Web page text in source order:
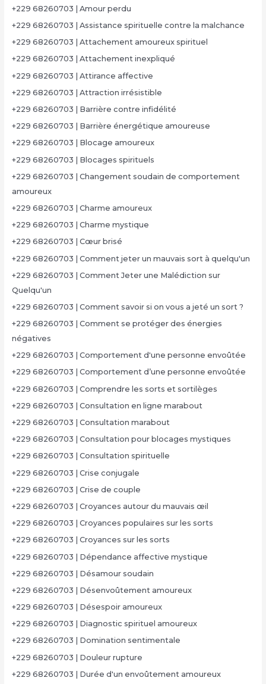
+229 68260703 | Amour perdu
+229 68260703 | Assistance spirituelle contre la malchance
+229 68260703 | Attachement amoureux spirituel
+229 68260703 | Attachement inexpliqué
+229 68260703 | Attirance affective
+229 68260703 | Attraction irrésistible
+229 68260703 | Barrière contre infidélité
+229 68260703 | Barrière énergétique amoureuse
+229 68260703 | Blocage amoureux
+229 68260703 | Blocages spirituels
+229 68260703 | Changement soudain de comportement
amoureux
+229 68260703 | Charme amoureux
+229 68260703 | Charme mystique
+229 68260703 | Cœur brisé
+229 68260703 | Comment jeter un mauvais sort à quelqu'un
+229 68260703 | Comment Jeter une Malédiction sur
Quelqu'un
+229 68260703 | Comment savoir si on vous a jeté un sort ?
+229 68260703 | Comment se protéger des énergies
négatives
+229 68260703 | Comportement d'une personne envoûtée
+229 68260703 | Comportement d’une personne envoûtée
+229 68260703 | Comprendre les sorts et sortilèges
+229 68260703 | Consultation en ligne marabout
+229 68260703 | Consultation marabout
+229 68260703 | Consultation pour blocages mystiques
+229 68260703 | Consultation spirituelle
+229 68260703 | Crise conjugale
+229 68260703 | Crise de couple
+229 68260703 | Croyances autour du mauvais œil
+229 68260703 | Croyances populaires sur les sorts
+229 68260703 | Croyances sur les sorts
+229 68260703 | Dépendance affective mystique
+229 68260703 | Désamour soudain
+229 68260703 | Désenvoûtement amoureux
+229 68260703 | Désespoir amoureux
+229 68260703 | Diagnostic spirituel amoureux
+229 68260703 | Domination sentimentale
+229 68260703 | Douleur rupture
+229 68260703 | Durée d'un envoûtement amoureux